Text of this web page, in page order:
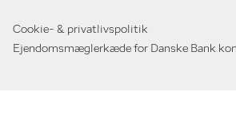
Cookie- & privatlivspolitik
Ejendomsmæglerkæde for Danske Bank